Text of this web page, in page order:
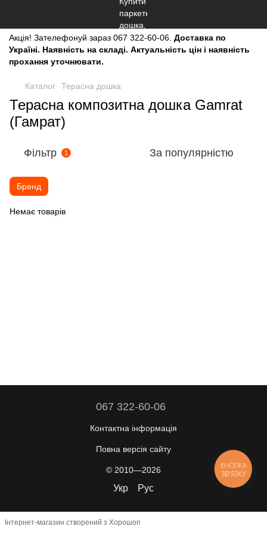
Акція! Зателефонуй зараз 067 322-60-06. Доставка по
Україні. Наявність на складі. Актуальність цін і наявність
прохання уточнювати.
Каталог Терасна дошка
Терасна композитна дошка Gamrat
(Гамрат)
Фільтр 1 За популярністю
Бренд
Немає товарів
067 322-60-06
Контактна інформація
Повна версія сайту
© 2010—2026
Укр Рус
Інтернет-магазин створений з Хорошоп
КНОПКА
ЗВ'ЯЗКУ